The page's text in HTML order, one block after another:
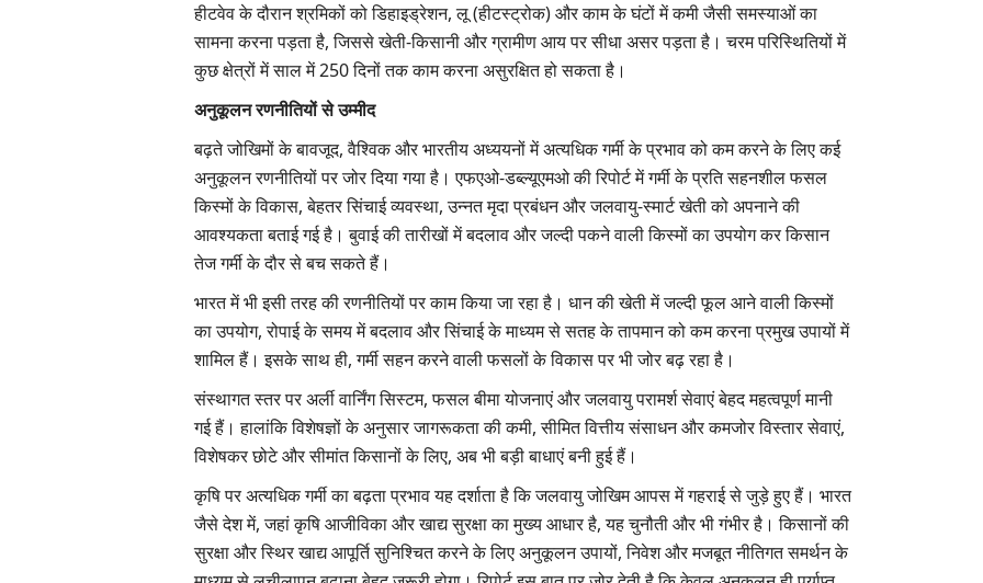
हीटवेव के दौरान श्रमिकों को डिहाइड्रेशन, लू (हीटस्ट्रोक) और काम के घंटों में कमी जैसी समस्याओं का
सामना करना पड़ता है, जिससे खेती-किसानी और ग्रामीण आय पर सीधा असर पड़ता है। चरम परिस्थितियों में
कुछ क्षेत्रों में साल में 250 दिनों तक काम करना असुरक्षित हो सकता है।
अनुकूलन रणनीतियों से उम्मीद
बढ़ते जोखिमों के बावजूद, वैश्विक और भारतीय अध्ययनों में अत्यधिक गर्मी के प्रभाव को कम करने के लिए कई
अनुकूलन रणनीतियों पर जोर दिया गया है। एफएओ-डब्ल्यूएमओ की रिपोर्ट में गर्मी के प्रति सहनशील फसल
किस्मों के विकास, बेहतर सिंचाई व्यवस्था, उन्नत मृदा प्रबंधन और जलवायु-स्मार्ट खेती को अपनाने की
आवश्यकता बताई गई है। बुवाई की तारीखों में बदलाव और जल्दी पकने वाली किस्मों का उपयोग कर किसान
तेज गर्मी के दौर से बच सकते हैं।
भारत में भी इसी तरह की रणनीतियों पर काम किया जा रहा है। धान की खेती में जल्दी फूल आने वाली किस्मों
का उपयोग, रोपाई के समय में बदलाव और सिंचाई के माध्यम से सतह के तापमान को कम करना प्रमुख उपायों में
शामिल हैं। इसके साथ ही, गर्मी सहन करने वाली फसलों के विकास पर भी जोर बढ़ रहा है।
संस्थागत स्तर पर अर्ली वार्निंग सिस्टम, फसल बीमा योजनाएं और जलवायु परामर्श सेवाएं बेहद महत्वपूर्ण मानी
गई हैं। हालांकि विशेषज्ञों के अनुसार जागरूकता की कमी, सीमित वित्तीय संसाधन और कमजोर विस्तार सेवाएं,
विशेषकर छोटे और सीमांत किसानों के लिए, अब भी बड़ी बाधाएं बनी हुई हैं।
कृषि पर अत्यधिक गर्मी का बढ़ता प्रभाव यह दर्शाता है कि जलवायु जोखिम आपस में गहराई से जुड़े हुए हैं। भारत
जैसे देश में, जहां कृषि आजीविका और खाद्य सुरक्षा का मुख्य आधार है, यह चुनौती और भी गंभीर है। किसानों की
सुरक्षा और स्थिर खाद्य आपूर्ति सुनिश्चित करने के लिए अनुकूलन उपायों, निवेश और मजबूत नीतिगत समर्थन के